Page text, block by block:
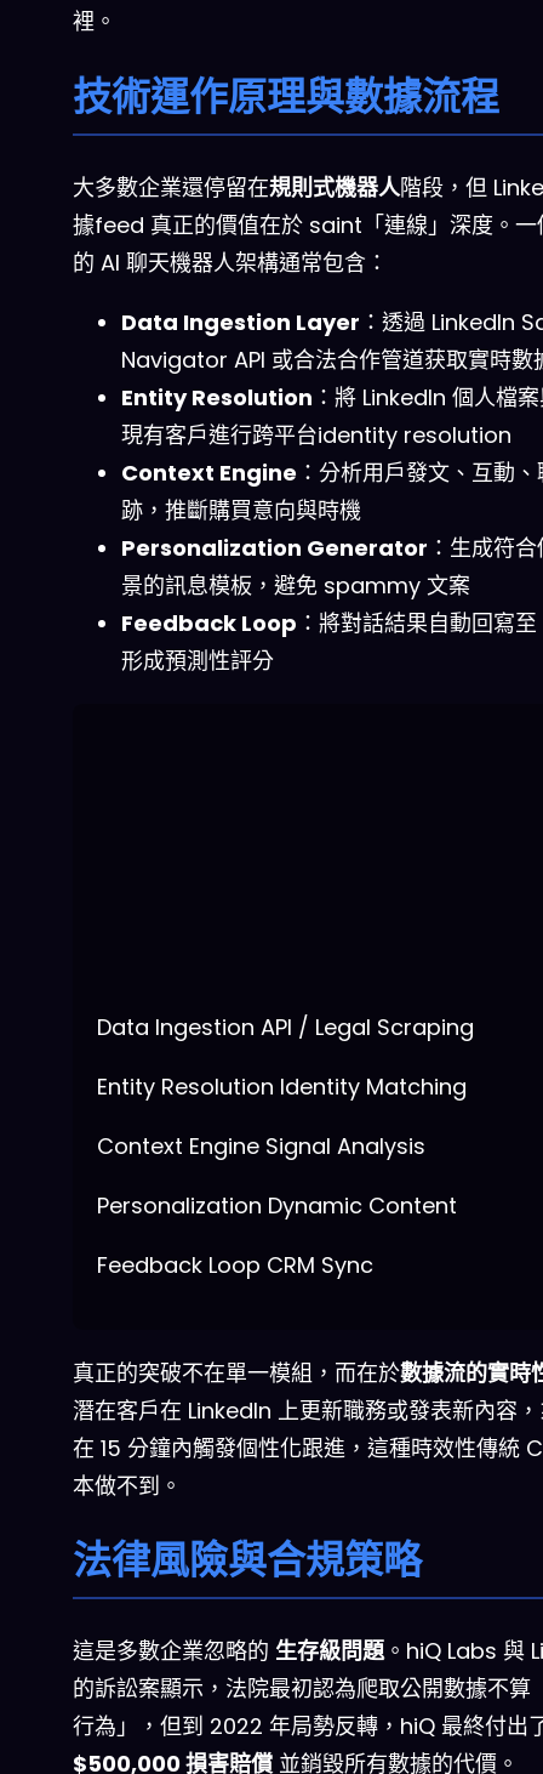
裡。
技術運作原理與數據流程
大多數企業還停留在規則式機器人階段，但
據feed 真正的價值在於 saint「連線」深度。一
的 AI 聊天機器人架構通常包含：
Data Ingestion Layer ：透過 LinkedIn
Navigator API 或合法合作管道获取實時數
Entity Resolution ：將 LinkedIn 個人檔
現有客戶進行跨平台identity resolution
Context Engine ：分析用戶發文、互動
跡，推斷購買意向與時機
Personalization Generator ：生成符
景的訊息模板，避免 spammy 文案
Feedback Loop ：將對話結果自動回寫
形成預測性評分
Data Ingestion API / Legal Scraping
Entity Resolution Identity Matching
Context Engine Signal Analysis
Personalization Dynamic Content
Feedback Loop CRM Sync
真正的突破不在單一模組，而在於數據流的實時
潛在客戶在 LinkedIn 上更新職務或發表新內容
在 15 分鐘內觸發個性化跟進，這種時效性傳統
本做不到。
法律風險與合規策略
這是多數企業忽略的 生存級問題。hiQ Labs 與
的訴訟案顯示，法院最初認為爬取公開數據不算
行為」，但到 2022 年局勢反轉，hiQ 最終付出
$500,000 損害賠償 並銷毀所有數據的代價。